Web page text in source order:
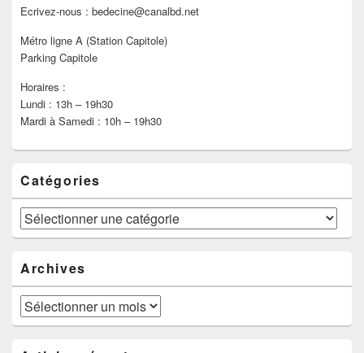
Ecrivez-nous : bedecine@canalbd.net
Métro ligne A (Station Capitole)
Parking Capitole
Horaires :
Lundi : 13h – 19h30
Mardi à Samedi : 10h – 19h30
Catégories
Catégories
Archives
Archives